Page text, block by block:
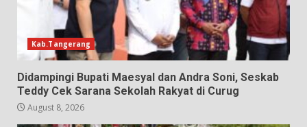
Kab.Tangerang
Didampingi Bupati Maesyal dan Andra Soni, Seskab
Teddy Cek Sarana Sekolah Rakyat di Curug
August 8, 2026